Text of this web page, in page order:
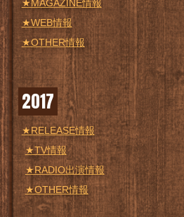
★MAGAZINE情報
★WEB情報
★OTHER情報
2017
★RELEASE情報
★TV情報
★RADIO出演情報
★OTHER情報